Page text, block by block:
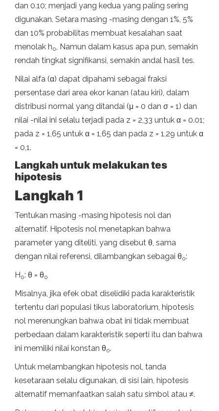
dan 0.10; menjadi yang kedua yang paling sering
digunakan. Setara masing -masing dengan 1%, 5%
dan 10% probabilitas membuat kesalahan saat
menolak h0, Namun dalam kasus apa pun, semakin
rendah tingkat signifikansi, semakin andal hasil tes.
Nilai alfa (α) dapat dipahami sebagai fraksi
persentase dari area ekor kanan (atau kiri), dalam
distribusi normal yang ditandai (μ = 0 dan σ = 1) dan
nilai -nilai ini selalu terjadi pada z = 2,33 untuk α = 0.01;
pada z = 1,65 untuk α = 1,65 dan pada z = 1,29 untuk α
= 0,1.
Langkah untuk melakukan tes
hipotesis
Langkah 1
Tentukan masing -masing hipotesis nol dan
alternatif. Hipotesis nol menetapkan bahwa
parameter yang diteliti, yang disebut θ, sama
dengan nilai referensi, dilambangkan sebagai θ0:
H0: θ = θ0
Misalnya, jika efek obat diselidiki pada karakteristik
tertentu dari populasi tikus laboratorium, hipotesis
nol merenungkan bahwa obat ini tidak membuat
perbedaan dalam karakteristik seperti itu dan bahwa
ini memiliki nilai konstan θ0.
Untuk melambangkan hipotesis nol, tanda
kesetaraan selalu digunakan, di sisi lain, hipotesis
alternatif memanfaatkan salah satu simbol atau ≠.